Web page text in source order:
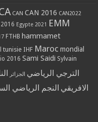
CAN CAN 2016 CAN2022
2016 Egypte 2021 EMM
FTHB hammamet
tunisie IHF Maroc mondial
2016 Sami Saidi Sylvain
الترجي الرياضي الجزائر
الافريقي النجم الرياضي